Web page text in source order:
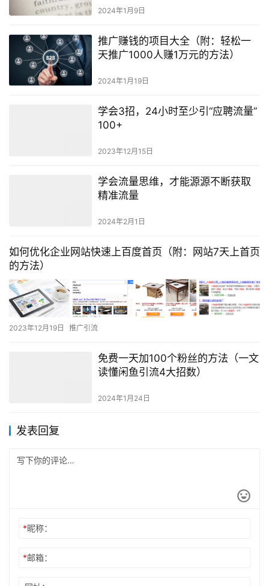
2024年1月9日
推广赚钱的项目大全（附：轻松一
天推广1000人赚1万元的方法）
2024年1月19日
学会3招，24小时至少引“应聘流量”
100+
2023年12月15日
学会流量思维，才能源源不断获取
精准流量
2024年2月1日
如何优化企业网站快速上百度首页（附：网站7天上首页
的方法）
2023年12月19日 推广引流
免费一天加100个粉丝的方法（一文
读懂闲鱼引流4大招数）
2024年1月24日
发表回复
*昵称：
*邮箱：